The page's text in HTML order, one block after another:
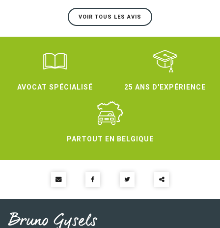
VOIR TOUS LES AVIS
AVOCAT SPÉCIALISÉ 25 ANS D'EXPÉRIENCE
PARTOUT EN BELGIQUE